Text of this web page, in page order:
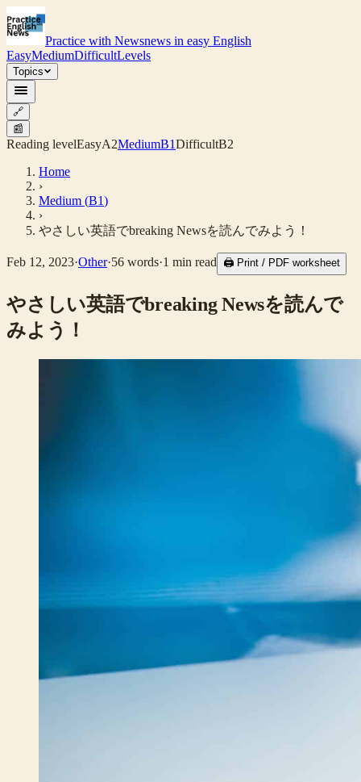
Practice with Newsnews in easy English
EasyMediumDifficultLevels
Topics
🔗
📰
Reading levelEasyA2MediumB1DifficultB2
Home
›
Medium (B1)
›
やさしい英語でbreaking Newsを読んでみよう！
Feb 12, 2023·Other·56 words·1 min read 🖨 Print / PDF worksheet
やさしい英語でbreaking Newsを読んで
みよう！